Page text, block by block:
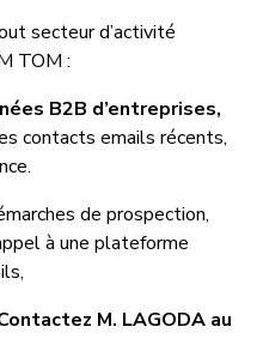
secteur d’activité
TOM :
B2B d’entreprises,
contacts emails récents,
de prospection,
à une plateforme
M. LAGODA au